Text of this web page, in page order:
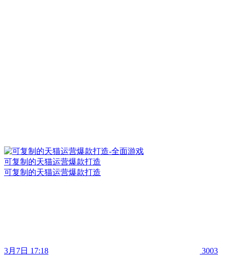
可复制的天猫运营爆款打造
可复制的天猫运营爆款打造
3月7日 17:18 3003